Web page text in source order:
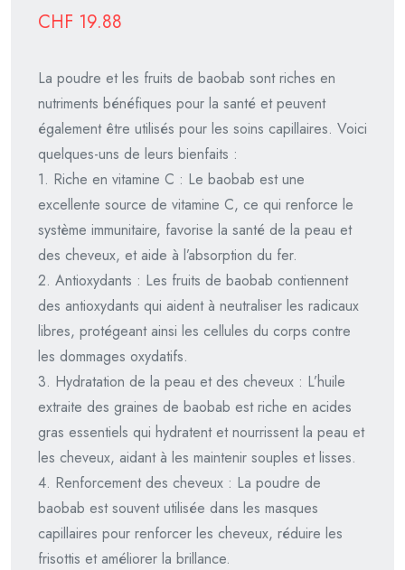
CHF 19.88
La poudre et les fruits de baobab sont riches en
nutriments bénéfiques pour la santé et peuvent
également être utilisés pour les soins capillaires. Voici
quelques-uns de leurs bienfaits :
1. Riche en vitamine C : Le baobab est une
excellente source de vitamine C, ce qui renforce le
système immunitaire, favorise la santé de la peau et
des cheveux, et aide à l’absorption du fer.
2. Antioxydants : Les fruits de baobab contiennent
des antioxydants qui aident à neutraliser les radicaux
libres, protégeant ainsi les cellules du corps contre
les dommages oxydatifs.
3. Hydratation de la peau et des cheveux : L’huile
extraite des graines de baobab est riche en acides
gras essentiels qui hydratent et nourrissent la peau et
les cheveux, aidant à les maintenir souples et lisses.
4. Renforcement des cheveux : La poudre de
baobab est souvent utilisée dans les masques
capillaires pour renforcer les cheveux, réduire les
frisottis et améliorer la brillance.